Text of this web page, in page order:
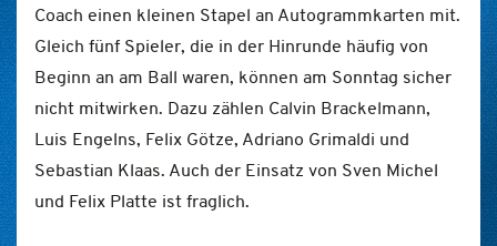
Coach einen kleinen Stapel an Autogrammkarten mit.
Gleich fünf Spieler, die in der Hinrunde häufig von
Beginn an am Ball waren, können am Sonntag sicher
nicht mitwirken. Dazu zählen Calvin Brackelmann,
Luis Engelns, Felix Götze, Adriano Grimaldi und
Sebastian Klaas. Auch der Einsatz von Sven Michel
und Felix Platte ist fraglich.